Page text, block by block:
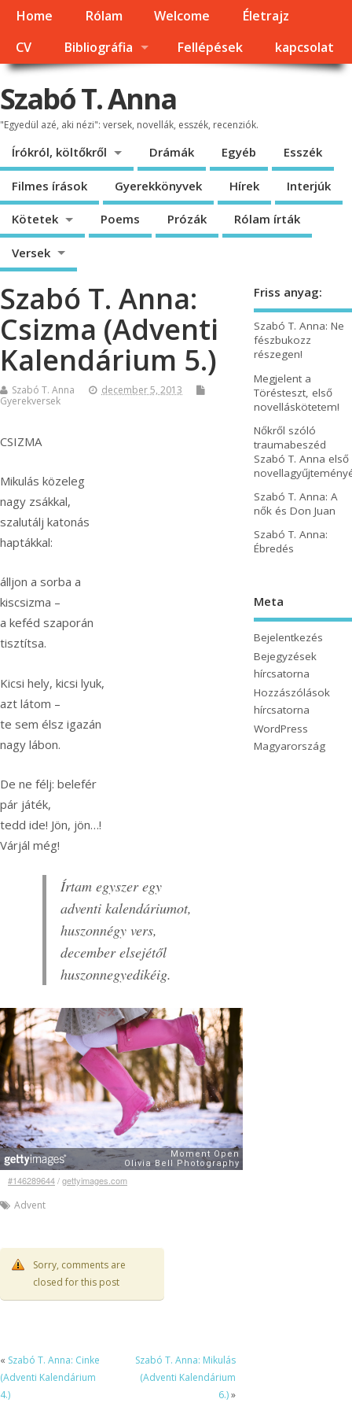
Home Rólam Welcome
Életrajz
CV
Bibliográfia Fellépések kapcsolat
Szabó T. Anna
"Egyedül azé, aki nézi": versek, novellák, esszék, recenziók.
Írókról, költőkről Drámák Egyéb Esszék
Filmes írások Gyerekkönyvek Hírek Interjúk
Kötetek Poems Prózák Rólam írták
Versek
Szabó T. Anna:
Csizma (Adventi
Kalendárium 5.)
Szabó T. Anna
december 5, 2013
Gyerekversek
CSIZMA
Mikulás közeleg
nagy zsákkal,
szalutálj katonás
haptákkal:
álljon a sorba a
kiscsizma –
a keféd szaporán
tisztítsa.
Kicsi hely, kicsi lyuk,
azt látom –
te sem élsz igazán
nagy lábon.
De ne félj: belefér
pár játék,
tedd ide! Jön, jön…!
Várjál még!
Írtam egyszer egy
adventi kalendáriumot,
huszonnégy vers,
december elsejétől
huszonnegyedikéig.
#146289644/gettyimages.com
Advent
Sorry, comments are
closed for this post
« Szabó T. Anna: Cinke
(Adventi Kalendárium
4.)
Szabó T. Anna: Mikulás
(Adventi Kalendárium
6.)»
Friss anyag:
Szabó T. Anna: Ne
fészbukozz
részegen!
Megjelent a
Törésteszt, első
novelláskötetem!
Nőkről szóló
traumabeszéd
Szabó T. Anna első
Szabó T. Anna: A
nők és Don Juan
Szabó T. Anna:
Ébredés
Meta
Bejelentkezés
Bejegyzések
hírcsatorna
Hozzászólások
hírcsatorna
WordPress
Magyarország